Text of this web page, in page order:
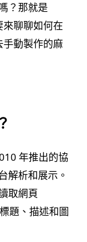
？那就是
聊聊如何在
動製作的麻
年推出的協
解析和展示。
取網頁
題、描述和圖